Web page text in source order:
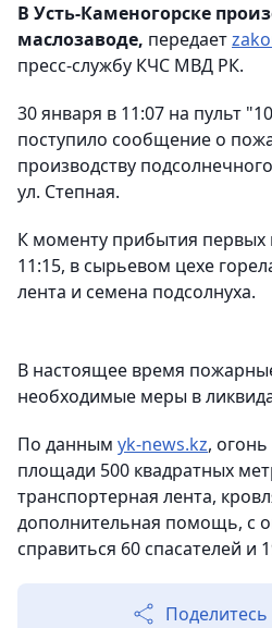
В Усть-Каменогорске
маслозаводе, передает
пресс-службу КЧС МВД РК.
30 января в 11:07 на пульт
поступило сообщение о
производству
ул. Степная.
К моменту прибытия первых
11:15, в сырьевом цехе
лента и семена подсолнуха.
В настоящее время
необходимые меры в
По данным yk-news.kz,
площади 500 квадратных
транспортерная лента,
дополнительная помощь, с
справиться 60 спасателей и